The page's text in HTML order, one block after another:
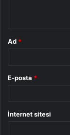
Ad *
E-posta *
İnternet sitesi